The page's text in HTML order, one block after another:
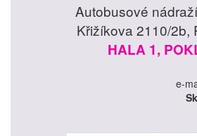
Autobusové
Křižíkova 2110/2b,
HALA 1,
e-